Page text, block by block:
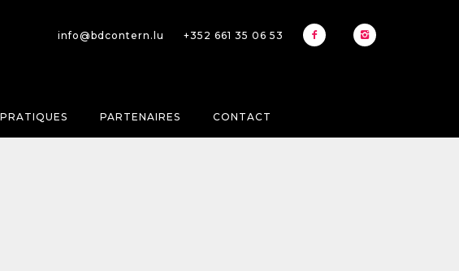
info@bdcontern.lu +352 661 35 06 53
PARTENAIRES CONTACT